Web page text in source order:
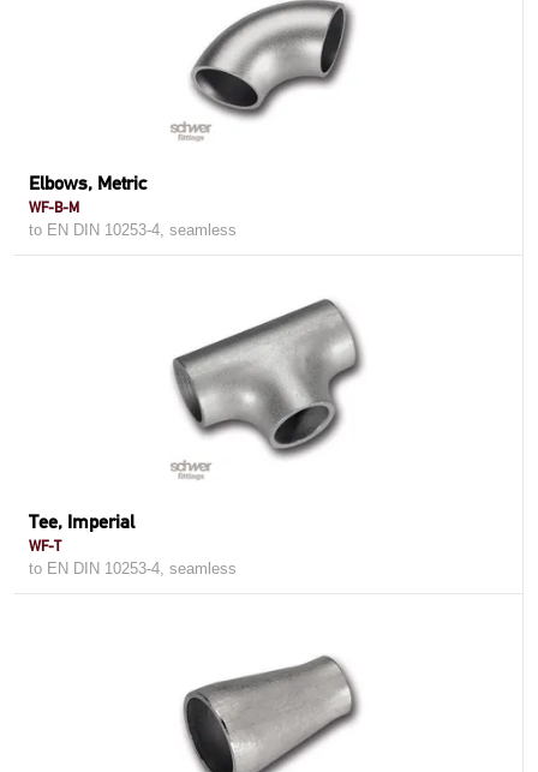
Elbows, Metric
WF-B-M
to EN DIN 10253-4, seamless
Tee, Imperial
WF-T
to EN DIN 10253-4, seamless